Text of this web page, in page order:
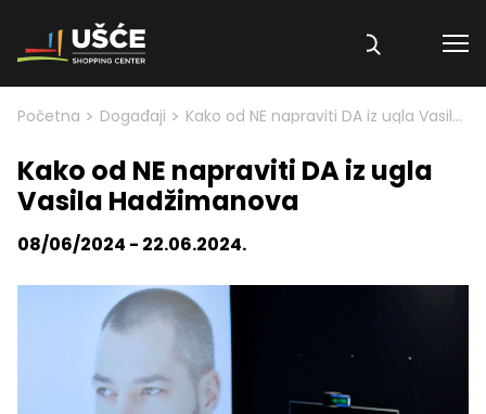
Skip to content
Početna > Događaji > Kako od NE napraviti DA iz ugla Vasila Hadžimanova
Kako od NE napraviti DA iz ugla
Vasila Hadžimanova
08/06/2024 - 22.06.2024.